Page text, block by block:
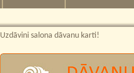
Uzdāvini salona dāvanu karti!